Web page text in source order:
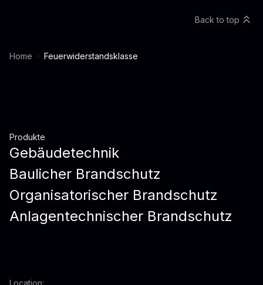
Home Feuerwiderstandsklasse
Back to top
Produkte
Gebäudetechnik
Baulicher Brandschutz
Organisatorischer Brandschutz
Anlagentechnischer Brandschutz
Location: